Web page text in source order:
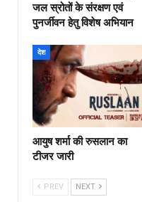
जल स्रोतों के संरक्षण एवं
पुनर्जीवन हेतु विशेष अभियान
देश
आयुष शर्मा की रुसलान का
टीजर जारी
PREV NEXT